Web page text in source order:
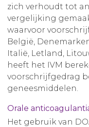
zich verhoudt tot
vergelijking
waarvoor
België,
Italië, Letland,
heeft het IVM
voorschrijfgedrag
geneesmiddelen.
Orale
Het gebruik van